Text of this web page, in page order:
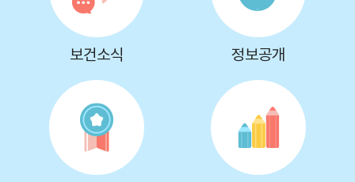
보건소식 정보공개